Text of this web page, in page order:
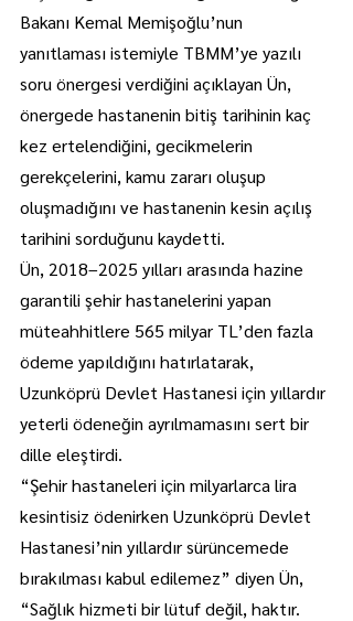
Bakanı Kemal Memişoğlu’nun
yanıtlaması istemiyle TBMM’ye yazılı
soru önergesi verdiğini açıklayan Ün,
önergede hastanenin bitiş tarihinin kaç
kez ertelendiğini, gecikmelerin
gerekçelerini, kamu zararı oluşup
oluşmadığını ve hastanenin kesin açılış
tarihini sorduğunu kaydetti.
Ün, 2018–2025 yılları arasında hazine
garantili şehir hastanelerini yapan
müteahhitlere 565 milyar TL’den fazla
ödeme yapıldığını hatırlatarak,
Uzunköprü Devlet Hastanesi için yıllardır
yeterli ödeneğin ayrılmamasını sert bir
dille eleştirdi.
“Şehir hastaneleri için milyarlarca lira
kesintisiz ödenirken Uzunköprü Devlet
Hastanesi’nin yıllardır sürüncemede
bırakılması kabul edilemez” diyen Ün,
“Sağlık hizmeti bir lütuf değil, haktır.